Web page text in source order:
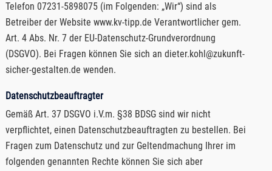
Telefon 07231-5898075 (im Folgenden: „Wir“) sind als
Betreiber der Website www.kv-tipp.de Verantwortlicher gem.
Art. 4 Abs. Nr. 7 der EU-Datenschutz-Grundverordnung
(DSGVO). Bei Fragen können Sie sich an dieter.kohl@zukunft-
sicher-gestalten.de wenden.
Datenschutzbeauftragter
Gemäß Art. 37 DSGVO i.V.m. §38 BDSG sind wir nicht
verpflichtet, einen Datenschutzbeauftragten zu bestellen. Bei
Fragen zum Datenschutz und zur Geltendmachung Ihrer im
folgenden genannten Rechte können Sie sich aber